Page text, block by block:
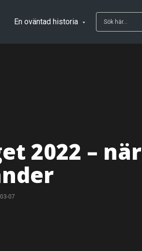
En oväntad historia
2022 – när
07